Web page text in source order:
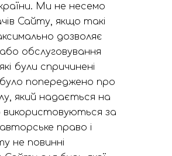
Ми не несемо
Сайту, якщо такі
дозволяє
обслуговування
були спричинені
попереджено про
який надається на
використовуються за
право і
не повинні